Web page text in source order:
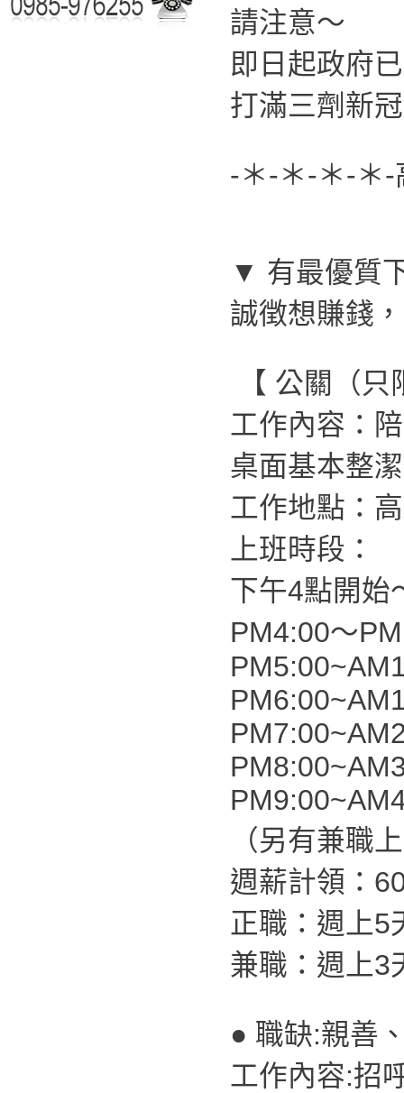
請注意～
即日起政府
打滿三劑新
-＊-＊-＊-＊
▼ 有最優質
誠徴想賺錢
【 公關（
工作內容：
桌面基本整
工作地點：
上班時段：
下午4點開始
PM4:00～
（另有兼職
週薪計領：
正職：週上5
兼職：週上3
● 職缺:親善
工作內容:招